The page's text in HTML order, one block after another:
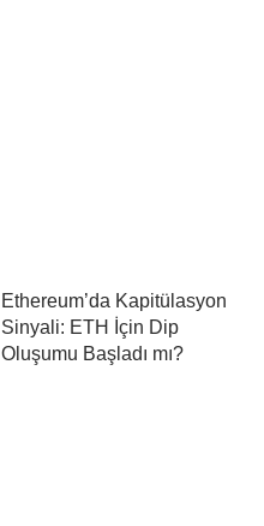
Ethereum’da Kapitülasyon
Sinyali: ETH İçin Dip
Oluşumu Başladı mı?